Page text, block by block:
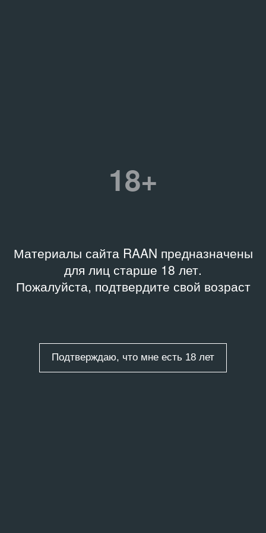
18+
Материалы сайта RAAN предназначены
для лиц старше 18 лет.
Пожалуйста, подтвердите свой возраст
Подтверждаю, что мне есть 18 лет